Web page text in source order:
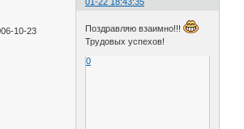
10-23
Поздравляю взаимно!!!
Трудовых успехов!
0